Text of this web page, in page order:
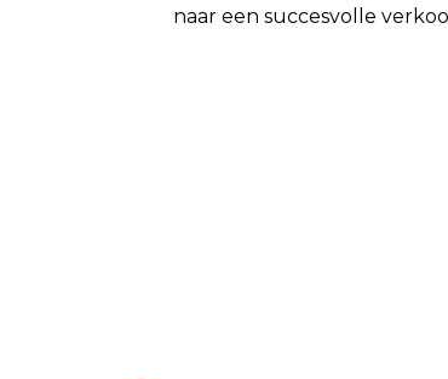
naar een succesvolle